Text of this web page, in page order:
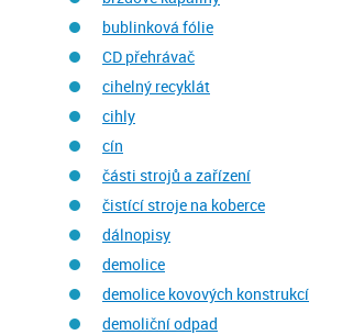
bublinková fólie
CD přehrávač
cihelný recyklát
cihly
cín
části strojů a zařízení
čistící stroje na koberce
dálnopisy
demolice
demolice kovových konstrukcí
demoliční odpad